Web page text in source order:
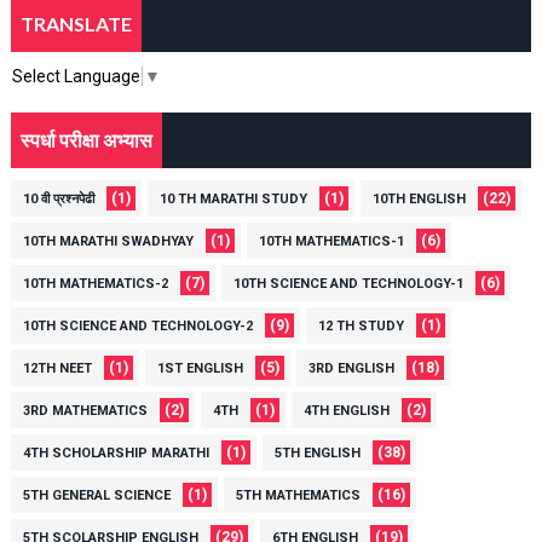
TRANSLATE
Select Language ▼
स्पर्धा परीक्षा अभ्यास
10 वी प्रश्नपेढी (1) 10 TH MARATHI STUDY (1) 10TH ENGLISH (22)
10TH MARATHI SWADHYAY (1) 10TH MATHEMATICS-1 (6)
10TH MATHEMATICS-2 (7) 10TH SCIENCE AND TECHNOLOGY-1 (6)
10TH SCIENCE AND TECHNOLOGY-2 (9) 12 TH STUDY (1)
12TH NEET (1) 1ST ENGLISH (5) 3RD ENGLISH (18)
3RD MATHEMATICS (2) 4TH (1) 4TH ENGLISH (2)
4TH SCHOLARSHIP MARATHI (1) 5TH ENGLISH (38)
5TH GENERAL SCIENCE (1) 5TH MATHEMATICS (16)
5TH SCOLARSHIP ENGLISH (29) 6TH ENGLISH (19)